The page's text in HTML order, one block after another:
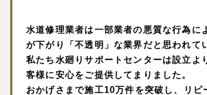
水道修理業者は一部業者の悪質な行為に
が下がり「不透明」な業界だと思われて
私たち水廻りサポートセンターは設立よ
客様に安心をご提供してまりました。
おかげさまで施工10万件を突破し、リピ